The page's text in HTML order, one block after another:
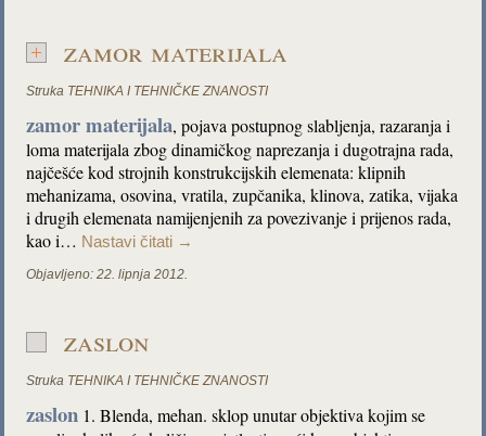
zamor materijala
Struka TEHNIKA I TEHNIČKE ZNANOSTI
zamor materijala, pojava postupnog slabljenja, razaranja i
loma materijala zbog dinamičkog naprezanja i dugotrajna rada,
najčešće kod strojnih konstrukcijskih elemenata: klipnih
mehanizama, osovina, vratila, zupčanika, klinova, zatika, vijaka
i drugih elemenata namijenjenih za povezivanje i prijenos rada,
kao i… Nastavi čitati →
Objavljeno: 22. lipnja 2012.
zaslon
Struka TEHNIKA I TEHNIČKE ZNANOSTI
zaslon 1. Blenda, mehan. sklop unutar objektiva kojim se